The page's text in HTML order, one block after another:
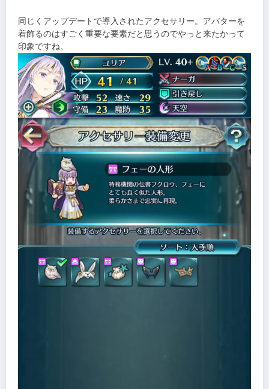
同じくアップデートで導入されたアクセサリー。アバターを
着飾るのはすごく重要な要素だと思うのでやっと来たかって
印象ですね。